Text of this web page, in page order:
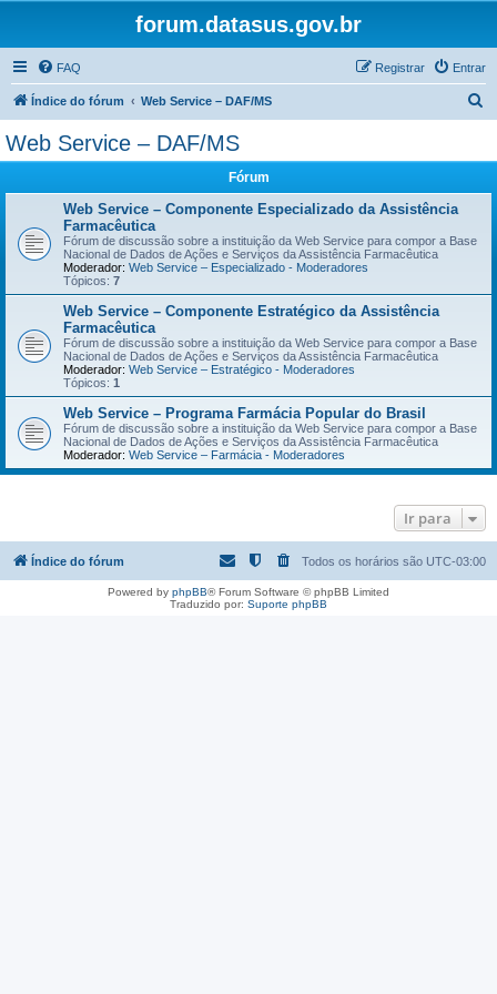
forum.datasus.gov.br
FAQ Entrar
Registrar
Índice do fórum Web Service – DAF/MS
Web Service – DAF/MS
Fórum
Web Service – Componente Especializado da Assistência
Farmacêutica
Fórum de discussão sobre a instituição da Web Service para compor a Base
Nacional de Dados de Ações e Serviços da Assistência Farmacêutica
Moderador: Web Service – Especializado - Moderadores
Tópicos: 7
Web Service – Componente Estratégico da Assistência
Farmacêutica
Fórum de discussão sobre a instituição da Web Service para compor a Base
Nacional de Dados de Ações e Serviços da Assistência Farmacêutica
Moderador: Web Service – Estratégico - Moderadores
Tópicos: 1
Web Service – Programa Farmácia Popular do Brasil
Fórum de discussão sobre a instituição da Web Service para compor a Base
Nacional de Dados de Ações e Serviços da Assistência Farmacêutica
Moderador: Web Service – Farmácia - Moderadores
Ir para
Índice do fórum Todos os horários são UTC-03:00
Powered by phpBB® Forum Software © phpBB Limited
Traduzido por: Suporte phpBB